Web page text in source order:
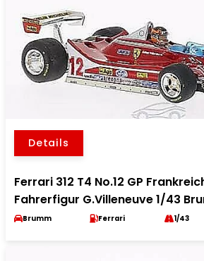
Details
Ferrari 312 T4 No.12 GP
Fahrerfigur G.Villeneuve 1/43
Brumm Ferrari 1/43